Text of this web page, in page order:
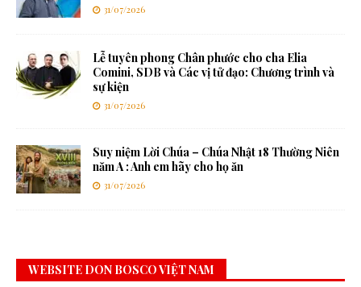
31/07/2026
Lễ tuyên phong Chân phước cho cha Elia
Comini, SDB và Các vị tử đạo: Chương trình và
sự kiện
31/07/2026
Suy niệm Lời Chúa – Chúa Nhật 18 Thường Niên
năm A : Anh em hãy cho họ ăn
31/07/2026
WEBSITE DON BOSCO VIỆT NAM